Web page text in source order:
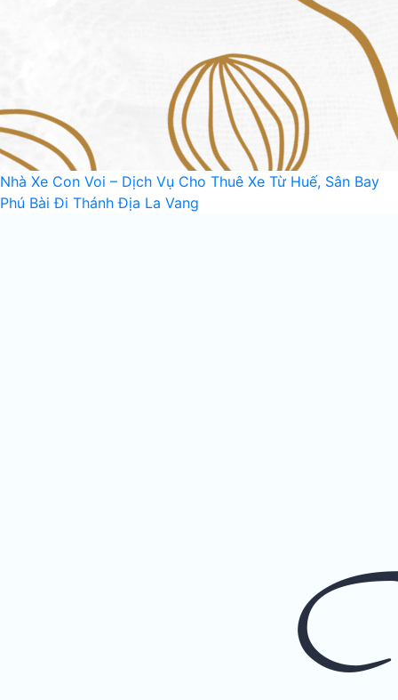
Nhà Xe Con Voi – Dịch Vụ Cho Thuê Xe Từ Huế, Sân Bay
Phú Bài Đi Thánh Địa La Vang